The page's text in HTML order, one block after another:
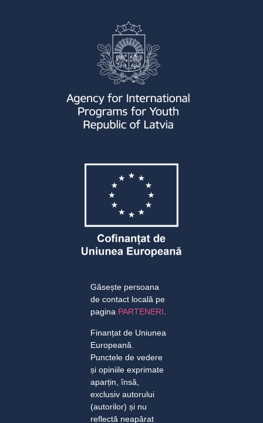
Găsește persoana
de contact locală pe
pagina PARTENERI.
Finanțat de Uniunea
Europeană.
Punctele de vedere
și opiniile exprimate
aparțin, însă,
exclusiv autorului
(autorilor) și nu
reflectă neapărat